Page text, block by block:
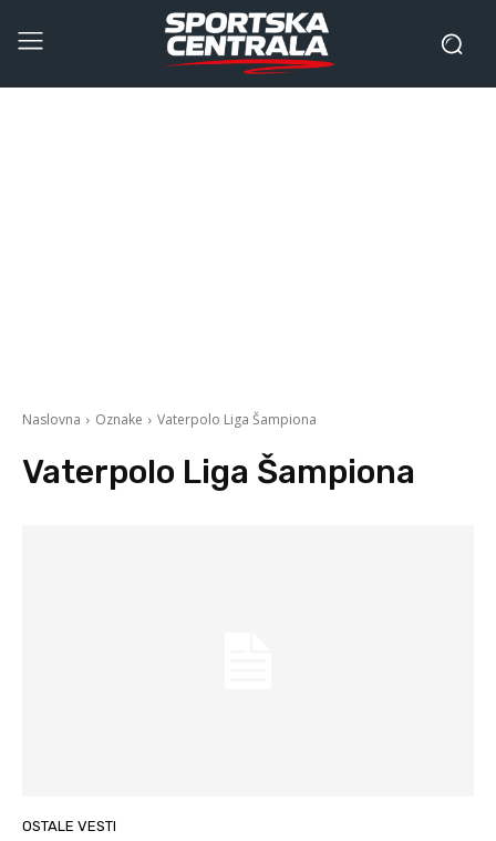
Naslovna Oznake Vaterpolo Liga Šampiona
Vaterpolo Liga Šampiona
OSTALE VESTI